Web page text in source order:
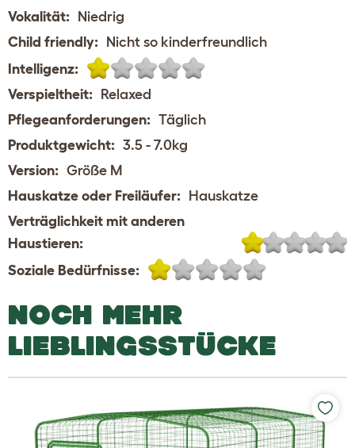
Vokalität: Niedrig
Child friendly: Nicht so kinderfreundlich
Intelligenz:
Verspieltheit: Relaxed
Pflegeanforderungen: Täglich
Produktgewicht: 3.5 - 7.0kg
Version: Größe M
Hauskatze oder Freiläufer: Hauskatze
Verträglichkeit mit anderen
Haustieren:
Soziale Bedürfnisse:
NOCH MEHR
LIEBLINGSSTÜCKE